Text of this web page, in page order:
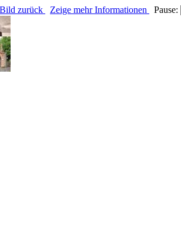
zurück Zeige mehr Informationen Pause: